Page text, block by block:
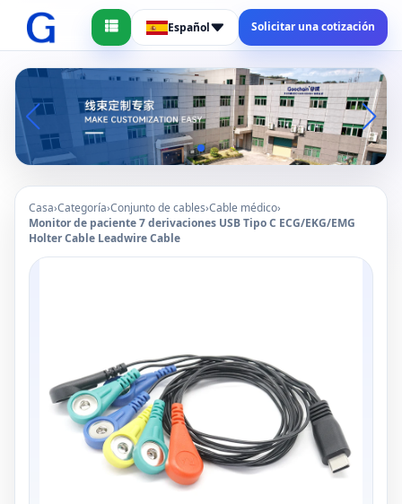
Español Solicitar una cotización
Casa›Categoría›Conjunto de cables›Cable médico›
Monitor de paciente 7 derivaciones USB Tipo C ECG/EKG/EMG
Holter Cable Leadwire Cable